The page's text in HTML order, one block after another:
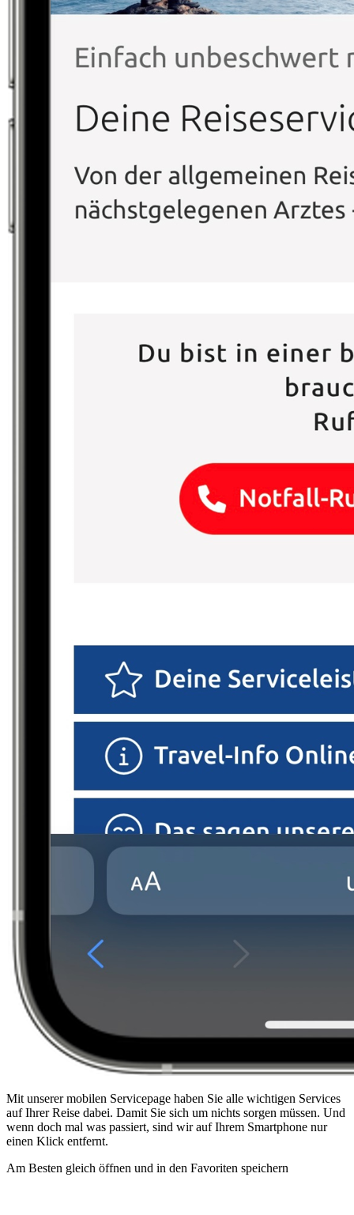
Mit unserer mobilen Servicepage haben Sie alle wichtigen Services
auf Ihrer Reise dabei. Damit Sie sich um nichts sorgen müssen. Und
wenn doch mal was passiert, sind wir auf Ihrem Smartphone nur
einen Klick entfernt.
Am Besten gleich öffnen und in den Favoriten speichern